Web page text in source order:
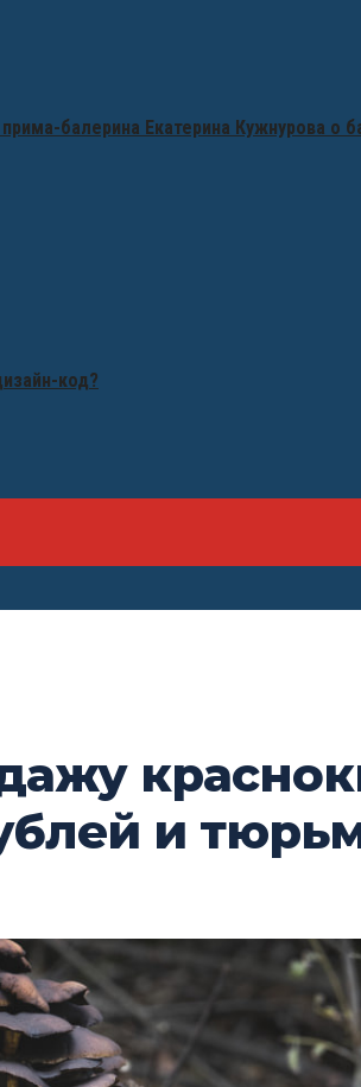
балерина Екатерина Кужнурова о
код?
и